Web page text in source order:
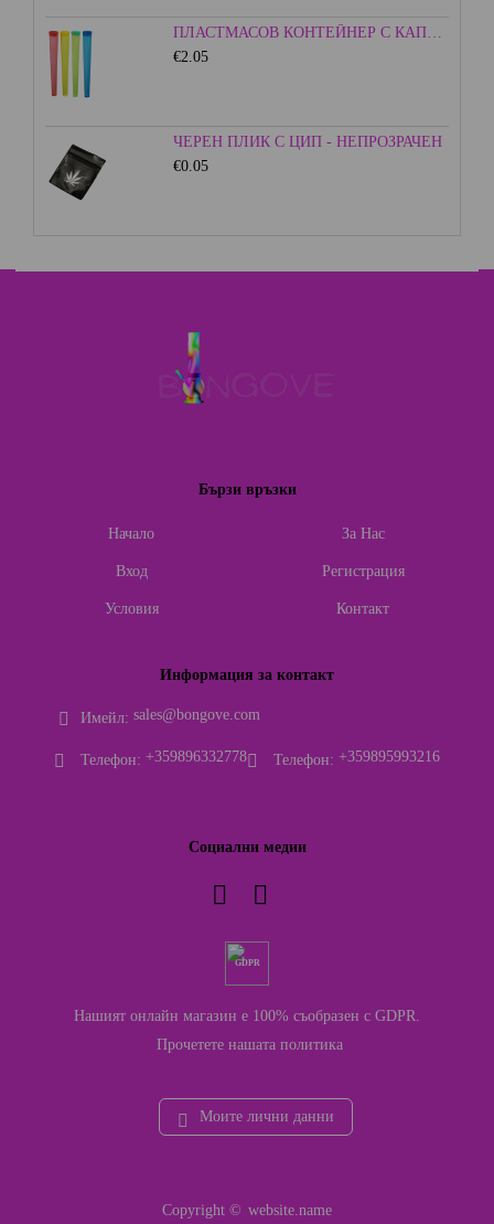
ПЛАСТМАСОВ КОНТЕЙНЕР С КАПАЧКА - ЦВЕТЕН
€2.05
ЧЕРЕН ПЛИК С ЦИП - НЕПРОЗРАЧЕН
€0.05
Бързи връзки
Начало За Нас
Вход Регистрация
Условия Контакт
Информация за контакт
Имейл: sales@bongove.com
Телефон: +359896332778 Телефон: +359895993216
Социални медии
GDPR
Нашият онлайн магазин е 100% съобразен с GDPR.
Прочетете нашата политика
Моите лични данни
Copyright © website.name